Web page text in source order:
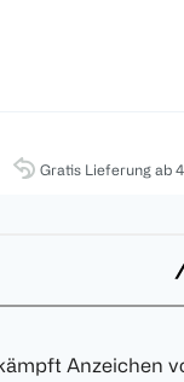
Gratis Lieferung ab
Anzeichen